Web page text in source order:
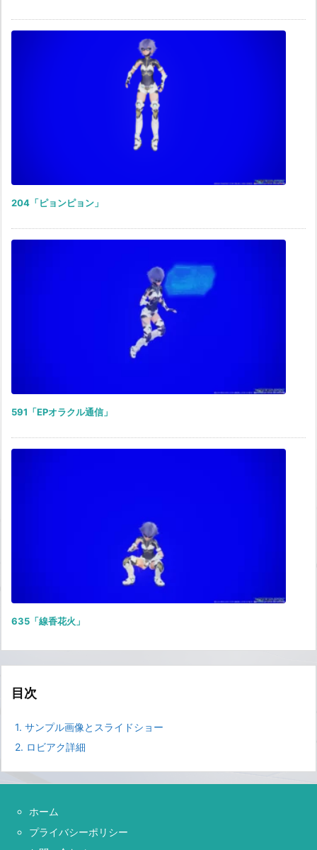
204「ピョンピョン」
591「EPオラクル通信」
635「線香花火」
目次
1. サンプル画像とスライドショー
2. ロビアク詳細
ホーム
プライバシーポリシー